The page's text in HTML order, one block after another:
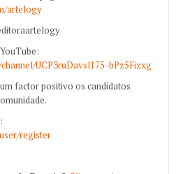
artelogy
UCP3ruDavsl175-bPz5Fizxg
factor positivo os candidatos
register